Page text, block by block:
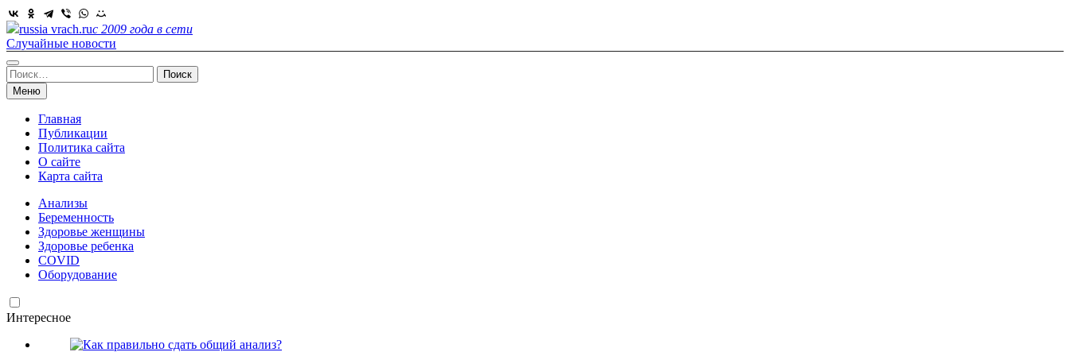
Skip
to
content
russia vrach.ruс 2009 года в сети
Случайные новости
Найти:
Меню
Главная
Публикации
Политика сайта
О сайте
Карта сайта
Анализы
Беременность
Здоровье женщины
Здоровье ребенка
COVID
Оборудование
Интересное